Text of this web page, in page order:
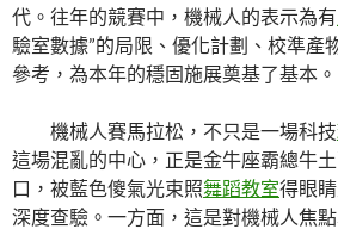
代。往年的競賽中，機械人的表示為有
驗室數據”的局限、優化計劃、校準產
參考，為本年的穩固施展奠基了基本。
機械人賽馬拉松，不只是一場科技
這場混亂的中心，正是金牛座霸總牛
口，被藍色傻氣光束照舞蹈教室得眼
深度查驗。一方面，這是對機械人焦